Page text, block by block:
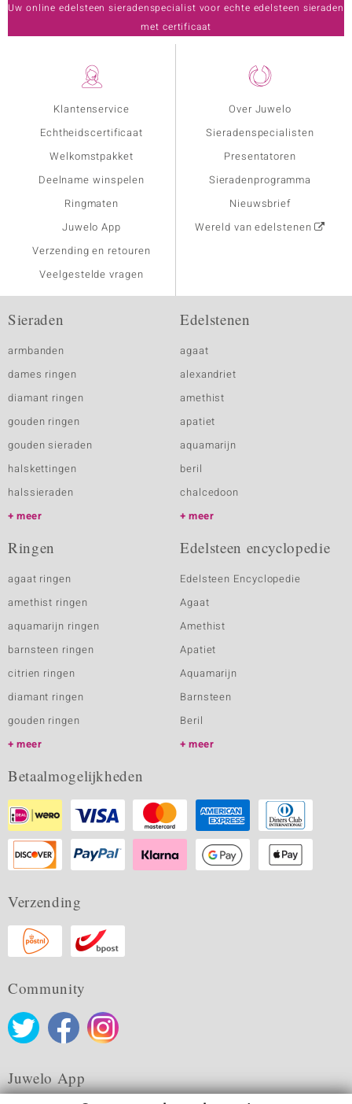
Klantenservice
Echtheidscertificaat
Welkomstpakket
Deelname winspelen
Ringmaten
Juwelo App
Verzending en retouren
Veelgestelde vragen
Over Juwelo
Sieradenspecialisten
Presentatoren
Sieradenprogramma
Nieuwsbrief
Wereld van edelstenen
Uw online edelsteen sieradenspecialist voor echte edelsteen sieraden
met certificaat
Sieraden
armbanden
dames ringen
diamant ringen
gouden ringen
gouden sieraden
halskettingen
halssieraden
meer
Edelstenen
agaat
alexandriet
amethist
apatiet
aquamarijn
beril
chalcedoon
meer
Ringen
agaat ringen
amethist ringen
aquamarijn ringen
barnsteen ringen
citrien ringen
diamant ringen
gouden ringen
meer
Edelsteen encyclopedie
Edelsteen Encyclopedie
Agaat
Amethist
Apatiet
Aquamarijn
Barnsteen
Beril
meer
Betaalmogelijkheden
Verzending
Community
Juwelo App